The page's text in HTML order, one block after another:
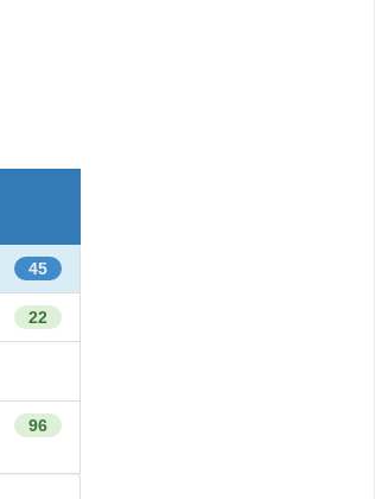
45
22
96